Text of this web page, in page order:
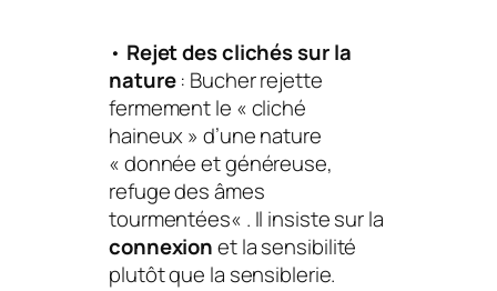
• Rejet des clichés sur la
nature: Bucher rejette
fermement le «cliché
haineux » d’unenature
«donnée et généreuse,
refuge des âmes
tourmentées« . Il insiste sur la
connexionet la sensibilité
plutôt que la sensiblerie.